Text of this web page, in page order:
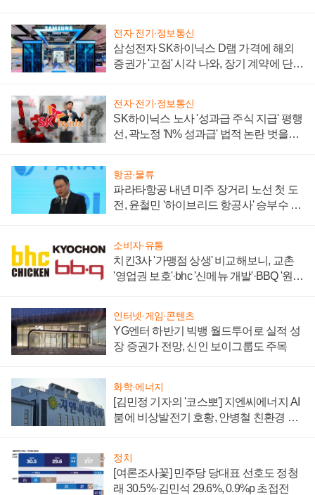
전자·전기·정보통신
삼성전자 SK하이닉스 D램 가격에 해외
증권가 '고점' 시각 나와, 장기 계약에 단점
전자·전기·정보통신
SK하이닉스 노사 '성과급 주식 지급' 평행
선, 곽노정 'N% 성과급' 법적 논란 벗을지
항공·물류
파라타항공 내년 미주 장거리 노선 첫 도
전, 윤철민 '하이브리드 항공사' 승부수 통
소비자·유통
치킨3사 '가맹점 상생' 비교해보니, 교촌
'영업권 보호'·bhc '신메뉴 개발'·BBQ '원가
인터넷·게임·콘텐츠
YG엔터 하반기 빅뱅 월드투어로 실적 성
장 증권가 전망, 신인 보이그룹도 주목
화학·에너지
[김민정 기자의 '코스뽀'] 지엔씨에너지 AI
붐에 비상발전기 호황, 안병철 친환경 에
정치
[여론조사꽃] 민주당 당대표 선호도 정청
래 30.5%·김민석 29.6%, 0.9%p 초접전